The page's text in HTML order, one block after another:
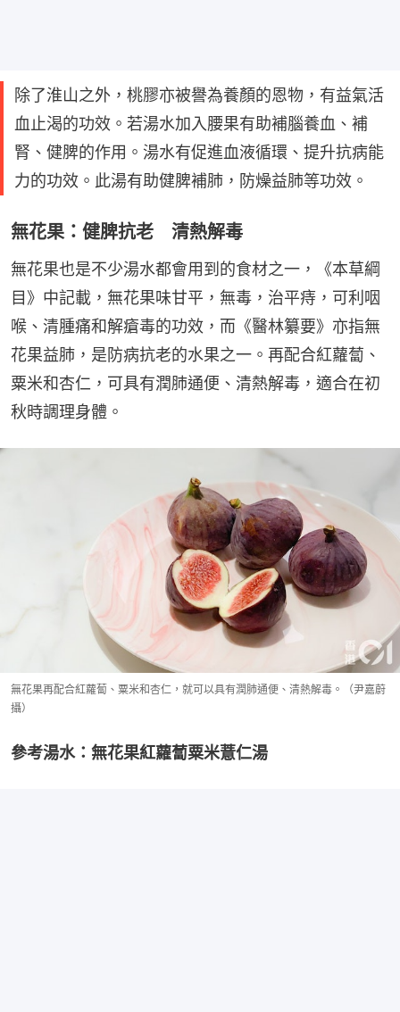
除了淮山之外，桃膠亦被譽為養顏的恩物，有益氣活
血止渴的功效。若湯水加入腰果有助補腦養血、補
腎、健脾的作用。湯水有促進血液循環、提升抗病能
力的功效。此湯有助健脾補肺，防燥益肺等功效。
無花果：健脾抗老 清熱解毒
無花果也是不少湯水都會用到的食材之一，《本草綱
目》中記載，無花果味甘平，無毒，治平痔，可利咽
喉、清腫痛和解瘡毒的功效，而《醫林纂要》亦指無
花果益肺，是防病抗老的水果之一。再配合紅蘿蔔、
粟米和杏仁，可具有潤肺通便、清熱解毒，適合在初
秋時調理身體。
無花果再配合紅蘿蔔、粟米和杏仁，就可以具有潤肺通便、清熱解毒。（尹嘉蔚
攝）
參考湯水：無花果紅蘿蔔粟米薏仁湯